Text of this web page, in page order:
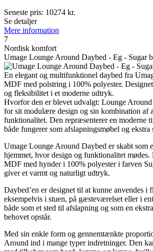
Seneste pris: 10274 kr.
Se detaljer
Mere information
7
Nordisk komfort
Umage Lounge Around Daybed - Eg - Sugar
En elegant og multifunktionel daybed fra
MDF med polstring i 100% polyester.
og fleksibilitet i et moderne udtryk.
Hvorfor den er blevet udvalgt: Lounge
for sit modulære design og sin kombination af
funktionalitet. Den repræsenterer en moderne
både fungerer som afslapningsmøbel og ekstra
Umage Lounge Around Daybed er skabt som
hjemmet, hvor design og funktionalitet
MDF med hynder i 100% polyester i farven
giver et varmt og naturligt udtryk.
Daybed’en er designet til at kunne anvendes i
eksempelvis i stuen, på gæsteværelset eller i
både som et sted til afslapning og som en
behovet opstår.
Med sin enkle form og gennemtænkte
Around ind i mange typer indretninger. Den